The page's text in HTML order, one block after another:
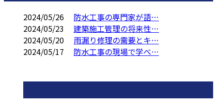
2024/05/26
防水工事の専門家が語…
2024/05/23
建築施工管理の将来性…
2024/05/20
雨漏り修理の需要とキ…
2024/05/17
防水工事の現場で学べ…